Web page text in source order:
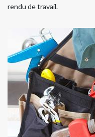
rendu de travail.